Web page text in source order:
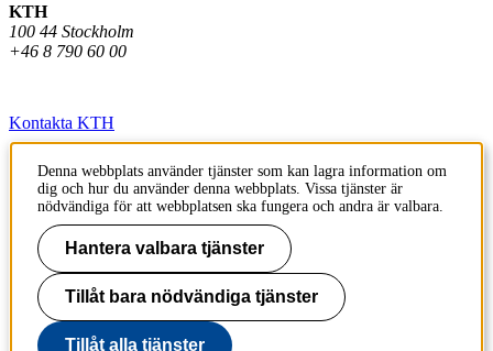
KTH
100 44 Stockholm
+46 8 790 60 00
Kontakta KTH
Jobba på KTH
Press och media
Faktura och betalning KTH
Om KTH:s webbplatser
Tillgänglighetsredogörelse
Denna webbplats använder tjänster som kan lagra information om
dig och hur du använder denna webbplats. Vissa tjänster är
nödvändiga för att webbplatsen ska fungera och andra är valbara.
Hantera valbara tjänster
Tillåt bara nödvändiga tjänster
Tillåt alla tjänster